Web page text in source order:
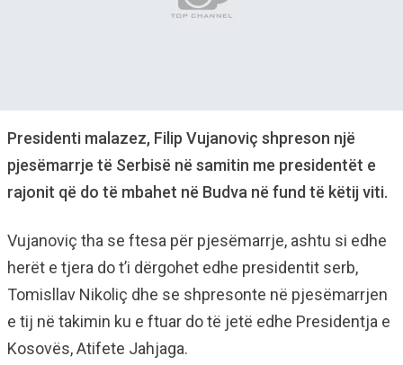
Presidenti malazez, Filip Vujanoviç shpreson një
pjesëmarrje të Serbisë në samitin me presidentët e
rajonit që do të mbahet në Budva në fund të këtij viti.
Vujanoviç tha se ftesa për pjesëmarrje, ashtu si edhe
herët e tjera do t’i dërgohet edhe presidentit serb,
Tomisllav Nikoliç dhe se shpresonte në pjesëmarrjen
e tij në takimin ku e ftuar do të jetë edhe Presidentja e
Kosovës, Atifete Jahjaga.